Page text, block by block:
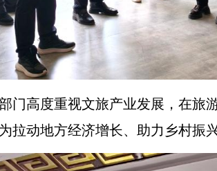
门高度重视文旅产业发展，在旅
拉动地方经济增长、助力乡村振